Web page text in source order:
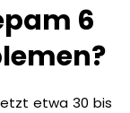
6
etwa 30 bis